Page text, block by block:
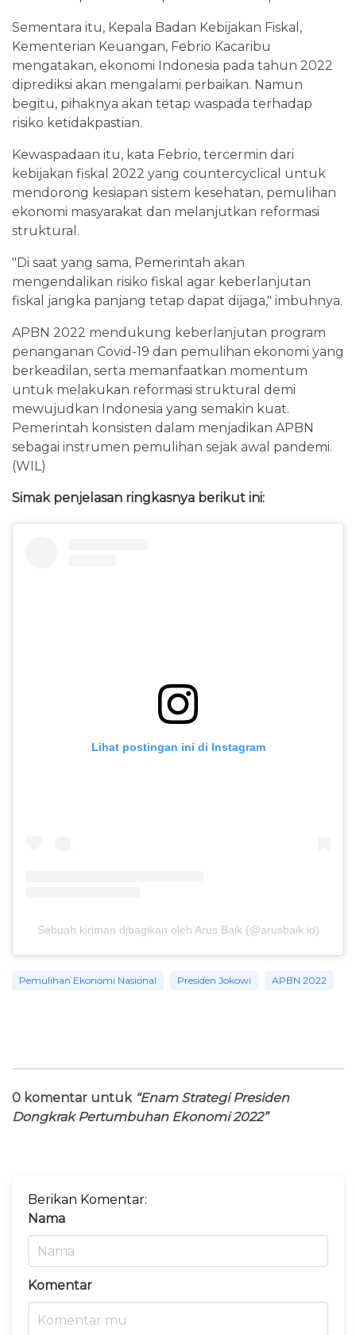
Sementara itu, Kepala Badan Kebijakan Fiskal,
Kementerian Keuangan, Febrio Kacaribu
mengatakan, ekonomi Indonesia pada tahun 2022
diprediksi akan mengalami perbaikan. Namun
begitu, pihaknya akan tetap waspada terhadap
risiko ketidakpastian.
Kewaspadaan itu, kata Febrio, tercermin dari
kebijakan fiskal 2022 yang countercyclical untuk
mendorong kesiapan sistem kesehatan, pemulihan
ekonomi masyarakat dan melanjutkan reformasi
struktural.
"Di saat yang sama, Pemerintah akan
mengendalikan risiko fiskal agar keberlanjutan
fiskal jangka panjang tetap dapat dijaga," imbuhnya.
APBN 2022 mendukung keberlanjutan program
penanganan Covid-19 dan pemulihan ekonomi yang
berkeadilan, serta memanfaatkan momentum
untuk melakukan reformasi struktural demi
mewujudkan Indonesia yang semakin kuat.
Pemerintah konsisten dalam menjadikan APBN
sebagai instrumen pemulihan sejak awal pandemi.
(WIL)
Simak penjelasan ringkasnya berikut ini:
Lihat postingan ini di Instagram
Sebuah kiriman dibagikan oleh Arus Baik (@arusbaik.id)
Pemulihan Ekonomi Nasional Presiden Jokowi APBN 2022
0 komentar untuk “Enam Strategi Presiden
Dongkrak Pertumbuhan Ekonomi 2022”
Berikan Komentar:
Nama
Komentar